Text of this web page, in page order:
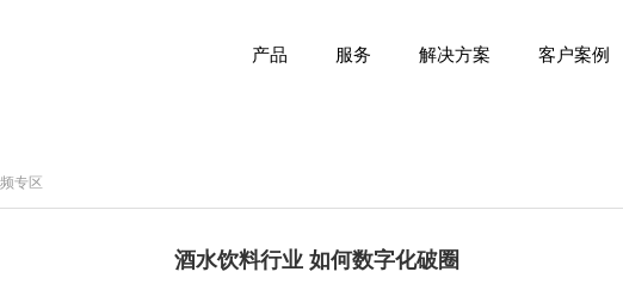
产品 服务 解决方案 客户案例
专区
酒水饮料行业 如何数字化破圈